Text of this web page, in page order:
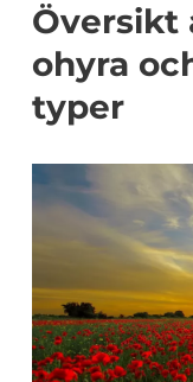
Översikt
ohyra
typer